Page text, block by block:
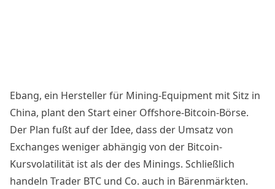
Ebang, ein Hersteller für Mining-Equipment mit Sitz in
China, plant den Start einer Offshore-Bitcoin-Börse.
Der Plan fußt auf der Idee, dass der Umsatz von
Exchanges weniger abhängig von der Bitcoin-
Kursvolatilität ist als der des Minings. Schließlich
handeln Trader BTC und Co. auch in Bärenmärkten.